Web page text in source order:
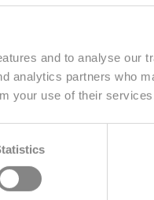
and to analyse our
analytics partners who
your use of their
Darmbakterien
dieser leichter
Stuhl eindicken.
GB